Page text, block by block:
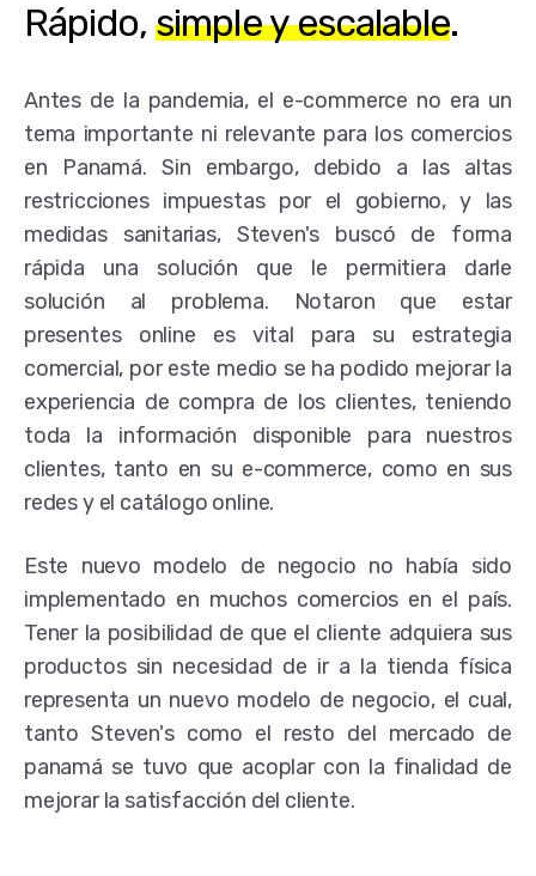
Rápido,simple y escalable.
Antes de la pandemia, el e-commerce no era un
tema importante ni relevante para los comercios
en Panamá. Sin embargo, debido a las altas
restricciones impuestas por el gobierno, y las
medidas sanitarias, Steven's buscó de forma
rápida una solución que le permitiera darle
solución al problema. Notaron que estar
presentes online es vital para su estrategia
comercial, por este medio se ha podido mejorar la
experiencia de compra de los clientes, teniendo
toda la información disponible para nuestros
clientes, tanto en su e-commerce, como en sus
redes y el catálogo online.
Este nuevo modelo de negocio no había sido
implementado en muchos comercios en el país.
Tener la posibilidad de que el cliente adquiera sus
productos sin necesidad de ir a la tienda física
representa un nuevo modelo de negocio, el cual,
tanto Steven's como el resto del mercado de
panamá se tuvo que acoplar con la finalidad de
mejorar la satisfacción del cliente.